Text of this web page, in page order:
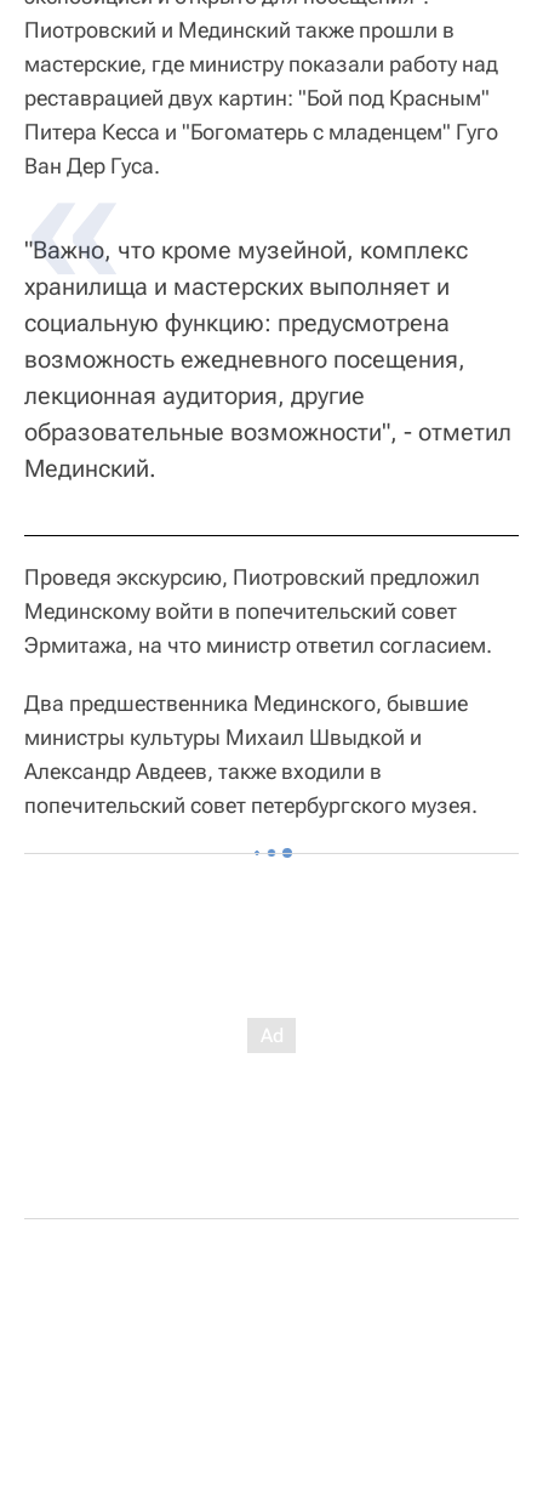
Пиотровский и Мединский также прошли в
мастерские, где министру показали работу над
реставрацией двух картин: "Бой под Красным"
Питера Кесса и "Богоматерь с младенцем" Гуго
Ван Дер Гуса.
"Важно, что кроме музейной, комплекс
хранилища и мастерских выполняет и
социальную функцию: предусмотрена
возможность ежедневного посещения,
лекционная аудитория, другие
образовательные возможности", - отметил
Мединский.
Проведя экскурсию, Пиотровский предложил
Мединскому войти в попечительский совет
Эрмитажа, на что министр ответил согласием.
Два предшественника Мединского, бывшие
министры культуры Михаил Швыдкой и
Александр Авдеев, также входили в
попечительский совет петербургского музея.